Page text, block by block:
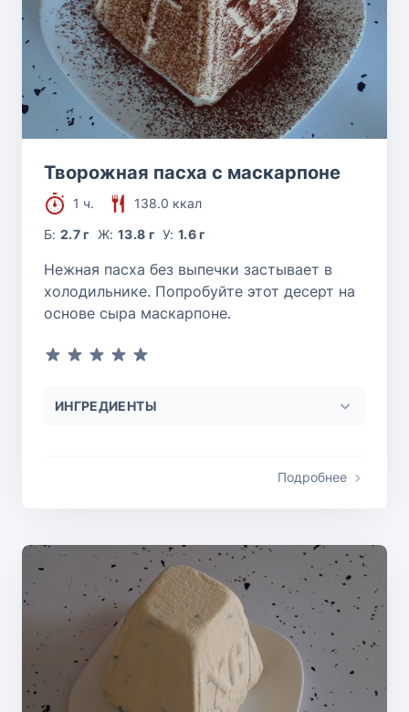
Творожная пасха с маскарпоне
1 ч.
138.0 ккал
Б:2.7 г Ж: 13.8 г У:1.6 г
Нежная пасха без выпечки застывает в
холодильнике. Попробуйте этот десерт на
основе сыра маскарпоне.
ИНГРЕДИЕНТЫ
Подробнее